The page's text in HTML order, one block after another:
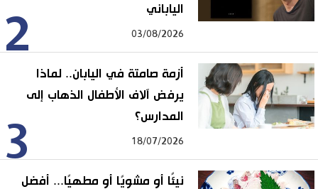
2
الياباني
03/08/2026
3
أزمة صامتة في اليابان.. لماذا
يرفض آلاف الأطفال الذهاب إلى
المدارس؟
18/07/2026
نيئًا أو مشويًا أو مطهيًا... أفضل